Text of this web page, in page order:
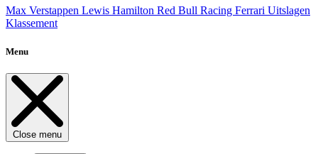
Max Verstappen Lewis Hamilton Red Bull Racing Ferrari Uitslagen
Klassement
Menu
Close menu